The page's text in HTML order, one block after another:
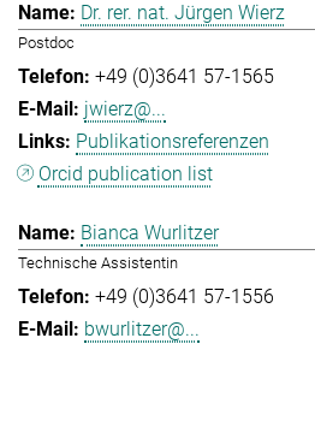
Dr. rer. nat. Jürgen Wierz
Postdoc
+49 (0)3641 57-1565
jwierz@...
Publikationsreferenzen
Orcid publication list
Bianca Wurlitzer
Technische Assistentin
+49 (0)3641 57-1556
bwurlitzer@...